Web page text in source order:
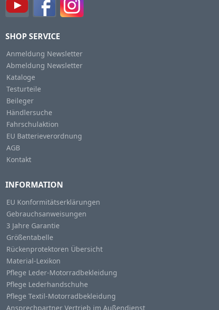
SHOP SERVICE
Anmeldung Newsletter
Abmeldung Newsletter
Kataloge
Testurteile
Beileger
Händlersuche
Fahrschulaktion
EU Batterieverordnung
AGB
Kontakt
INFORMATION
EU Konformitätserklärungen
Gebrauchsanweisungen
3 Jahre Garantie
Größentabelle
Rückenprotektoren Übersicht
Material-Lexikon
Pflege Leder-Motorradbekleidung
Pflege Lederhandschuhe
Pflege Textil-Motorradbekleidung
Ansprechpartner Vertrieb im Außendienst